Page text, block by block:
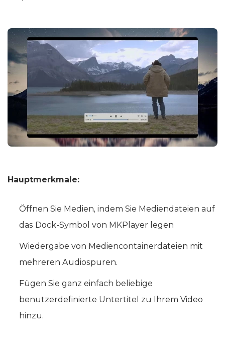
Hauptmerkmale:
Öffnen Sie Medien, indem Sie Mediendateien auf
das Dock-Symbol von MKPlayer legen
Wiedergabe von Mediencontainerdateien mit
mehreren Audiospuren.
Fügen Sie ganz einfach beliebige
benutzerdefinierte Untertitel zu Ihrem Video
hinzu.